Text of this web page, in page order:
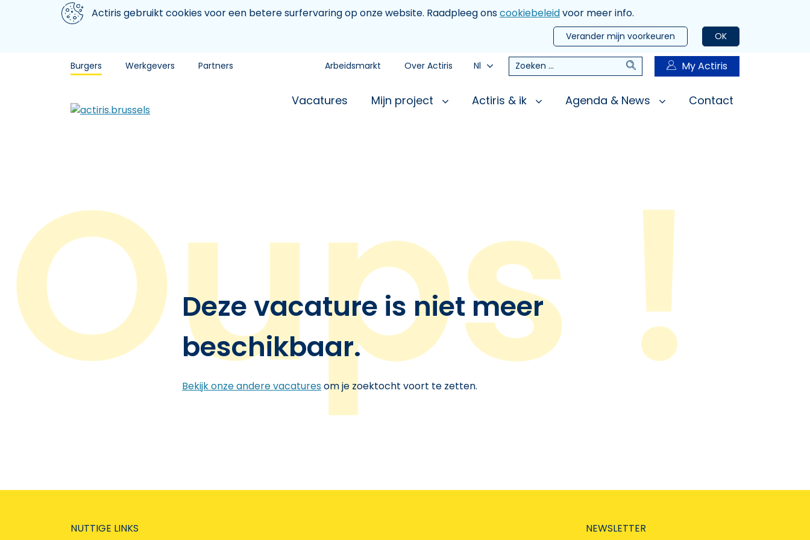
Aller au contenu principal
We gebruiken cookiesActiris gebruikt cookies voor een betere surfervaring op onze website. Raadpleeg onscookiebeleidvoor meer info.
OK
Verander mijn voorkeuren
Burgers Werkgevers Partners Arbeidsmarkt Over Actiris Nl Zoeken Zoeken My Actiris
Vacatures Mijn project Actiris & ik Agenda & News Contact
Deze vacature is niet meer
beschikbaar.
Bekijk onze andere vacaturesom je zoektocht voort te zetten.
NUTTIGE LINKS NEWSLETTER